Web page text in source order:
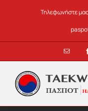
Τηλεφωνήστε
Email